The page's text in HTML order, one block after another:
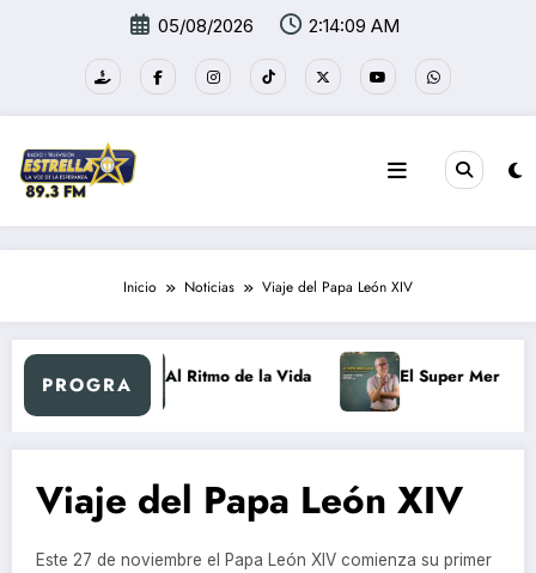
05/08/2026 2:14:09 AM
Inicio Noticias Viaje del Papa León XIV
PROGRAAl Ritmo de la Vida El Super Mercadón
Viaje del Papa León XIV
Este 27 de noviembre el Papa León XIV comienza su primer